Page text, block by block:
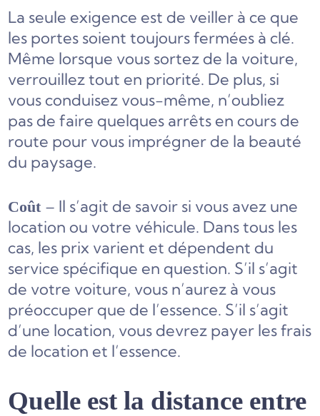
La seule exigence est de veiller à ce que
les portes soient toujours fermées à clé.
Même lorsque vous sortez de la voiture,
verrouillez tout en priorité. De plus, si
vous conduisez vous-même, n’oubliez
pas de faire quelques arrêts en cours de
route pour vous imprégner de la beauté
du paysage.
Coût – Il s’agit de savoir si vous avez une
location ou votre véhicule. Dans tous les
cas, les prix varient et dépendent du
service spécifique en question. S’il s’agit
de votre voiture, vous n’aurez à vous
préoccuper que de l’essence. S’il s’agit
d’une location, vous devrez payer les frais
de location et l’essence.
Quelle est la distance entre